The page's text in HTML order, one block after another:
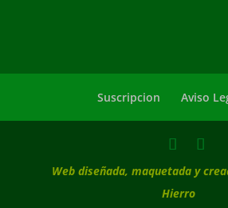
Suscripcion Aviso
Web diseñada, maquetada y
Hierro